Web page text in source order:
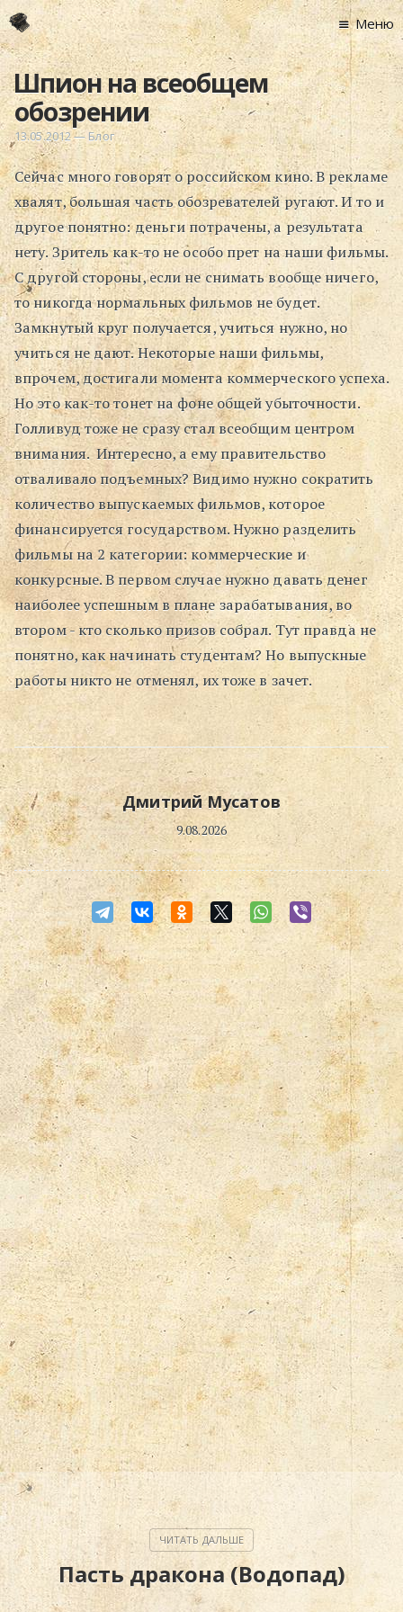
Главная
Новости
Графоманство
* Автотекст
*
* Хронограф
Арт-Рецензии
* Слушать
* Смотреть
* Читать
* По жизни
Блог
⋅
Поиск
Меню
Шпион на всеобщем
обозрении
13.05.2012—Блог
Сейчас много говорят о российском кино. В рекламе
хвалят, большая часть обозревателей ругают. И то и
другое понятно: деньги потрачены, а результата
нету. Зритель как-то не особо прет на наши фильмы.
С другой стороны, если не снимать вообще ничего,
то никогда нормальных фильмов не будет.
Замкнутый круг получается, учиться нужно, но
учиться не дают. Некоторые наши фильмы,
впрочем, достигали момента коммерческого успеха.
Но это как-то тонет на фоне общей убыточности.
Голливуд тоже не сразу стал всеобщим центром
внимания. Интересно, а ему правительство
отваливало подъемных? Видимо нужно сократить
количество выпускаемых фильмов, которое
финансируется государством. Нужно разделить
фильмы на 2 категории: коммерческие и
конкурсные. В первом случае нужно давать денег
наиболее успешным в плане зарабатывания, во
втором - кто сколько призов собрал. Тут правда не
понятно, как начинать студентам? Но выпускные
работы никто не отменял, их тоже в зачет.
Дмитрий Мусатов
9.08.2026
Пасть дракона (Водопад)